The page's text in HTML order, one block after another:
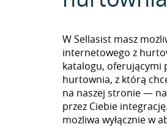
W Sellasist masz
internetowego z
katalogu, oferującymi
hurtownia, z którą
na naszej stronie —
przez Ciebie
możliwa wyłącznie w